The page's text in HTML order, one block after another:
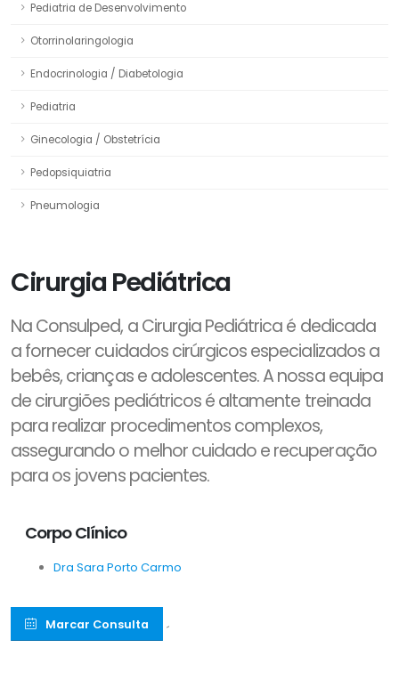
Pediatria de Desenvolvimento
Otorrinolaringologia
Endocrinologia / Diabetologia
Pediatria
Ginecologia / Obstetrícia
Pedopsiquiatria
Pneumologia
Cirurgia Pediátrica
Na Consulped, a Cirurgia Pediátrica é dedicada
a fornecer cuidados cirúrgicos especializados a
bebês, crianças e adolescentes. A nossa equipa
de cirurgiões pediátricos é altamente treinada
para realizar procedimentos complexos,
assegurando o melhor cuidado e recuperação
para os jovens pacientes.
Corpo Clínico
Dra Sara Porto Carmo
Marcar Consulta ´